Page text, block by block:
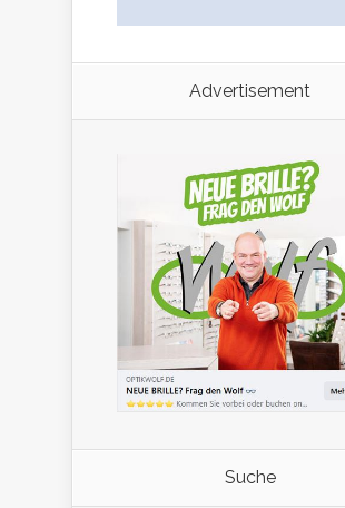
Advertisement
Suche